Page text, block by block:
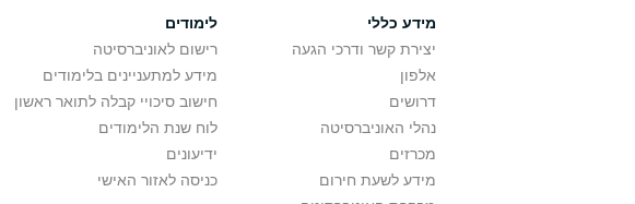
מידע כללי
יצירת קשר ודרכי הגעה
אלפון
דרושים
נהלי האוניברסיטה
מכרזים
מידע לשעת חירום
לימודים
רישום לאוניברסיטה
מידע למתעניינים בלימודים
חישוב סיכויי קבלה לתואר ראשון
לוח שנת הלימודים
ידיעונים
כניסה לאזור האישי